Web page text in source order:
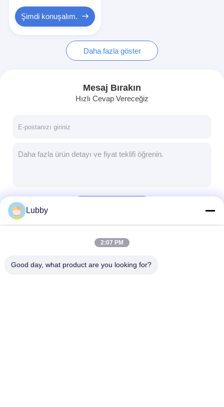
Metal Karbür Tozu
Lazer kaplama tozu
Nikel bazlı alaşım tozu
Şimdi konuşalım.
Daha fazla göster
Mesaj Bırakın
Hızlı Cevap Vereceğiz
Lubby
2:07 PM
Good day, what product are you looking for?